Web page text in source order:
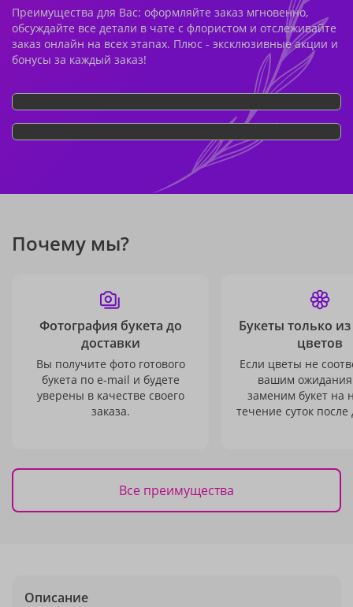
Преимущества для Вас: оформляйте заказ мгновенно,
обсуждайте все детали в чате с флористом и отслеживайте
заказ онлайн на всех этапах. Плюс - эксклюзивные акции и
бонусы за каждый заказ!
Почему мы?
Фотография букета до
доставки
Вы получите фото готового
букета по e-mail и будете
уверены в качестве своего
заказа.
Букеты только
цветов
Если цветы не
вашим
заменим букет на
течение суток после
Все преимущества
Описание